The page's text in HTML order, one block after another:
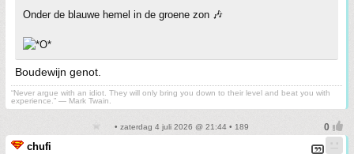
Onder de blauwe hemel in de groene zon 🎶
Boudewijn genot.
“Never argue with an idiot. They will only bring you down to their level and beat you with
experience.” ― Mark Twain.
• zaterdag 4 juli 2026 @ 21:44 • 189
chufi